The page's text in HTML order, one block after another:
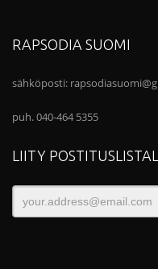
RAPSODIA SUOMI
sähköposti:
puh. 040-464 5355
LIITY